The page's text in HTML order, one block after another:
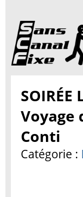
Voyage
Conti
Catégorie :